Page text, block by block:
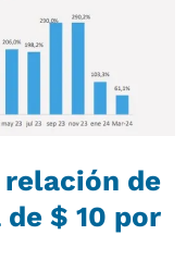
relación de
$ 10 por